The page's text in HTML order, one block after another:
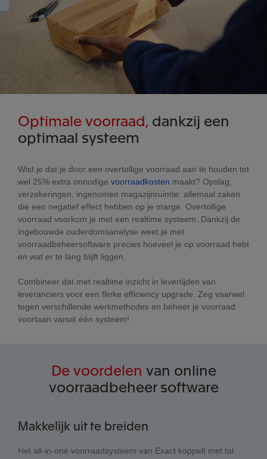
Optimale voorraad, dankzij een
optimaal systeem
Wist je dat je door een overtollige voorraad aan te houden tot
wel 25% extra onnodige voorraadkosten maakt? Opslag,
verzekeringen, ingenomen magazijnruimte: allemaal zaken
die een negatief effect hebben op je marge. Overtollige
voorraad voorkom je met een realtime systeem. Dankzij de
ingebouwde ouderdomsanalyse weet je met
voorraadbeheersoftware precies hoeveel je op voorraad hebt
en wat er te lang blijft liggen.
Combineer dat met realtime inzicht in levertijden van
leveranciers voor een flinke efficiency upgrade. Zeg vaarwel
tegen verschillende werkmethodes en beheer je voorraad
voortaan vanuit één systeem!
De voordelen van online
voorraadbeheer software
Makkelijk uit te breiden
Het all-in-one voorraadsysteem van Exact koppelt met tal